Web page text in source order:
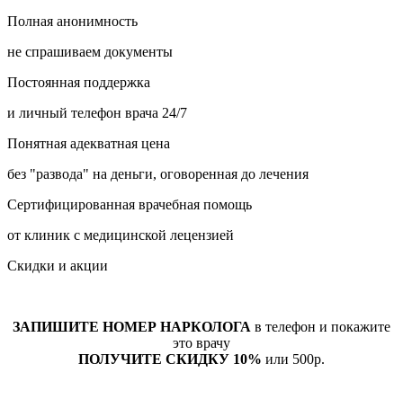
Полная анонимность
не спрашиваем документы
Постоянная поддержка
и личный телефон врача 24/7
Понятная адекватная цена
без "развода" на деньги, оговоренная до лечения
Сертифицированная врачебная помощь
от клиник с медицинской лецензией
Скидки и акции
ЗАПИШИТЕ НОМЕР НАРКОЛОГА в телефон и покажите
это врачу
ПОЛУЧИТЕ СКИДКУ 10% или 500р.